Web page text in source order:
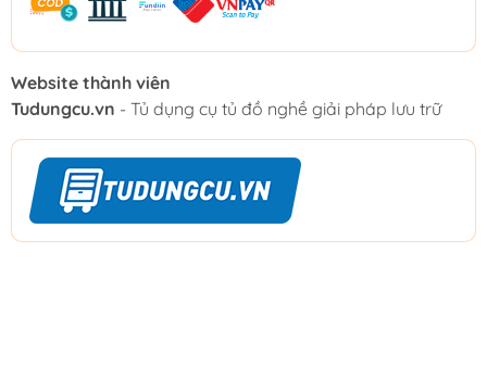
Website thành viên
Tudungcu.vn - Tủ dụng cụ tủ đồ nghề giải pháp lưu trữ